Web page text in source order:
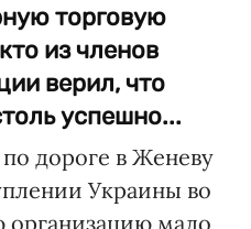
торговую
из членов
верил, что
успешно...
дороге в Женеву
Украины во
мало